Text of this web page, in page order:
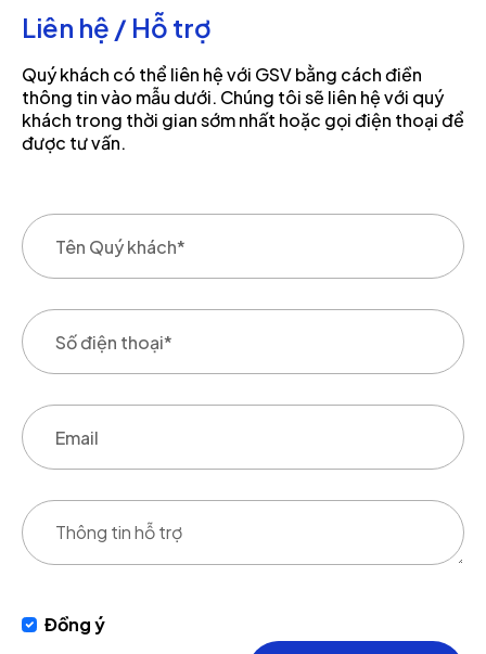
Liên hệ / Hỗ trợ
Quý khách có thể liên hệ với GSV bằng cách điền
thông tin vào mẫu dưới. Chúng tôi sẽ liên hệ với quý
khách trong thời gian sớm nhất hoặc gọi điện thoại để
được tư vấn.
Đồng ý